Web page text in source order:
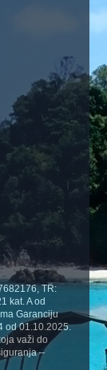
TR:
kat. A od
Garanciju
od 01.10.2025.
važi do
–